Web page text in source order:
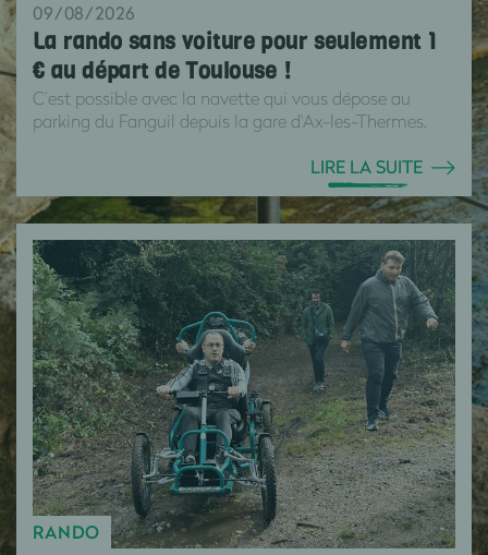
09/08/2026
La rando sans voiture pour seulement 1
€ au départ de Toulouse !
C’est possible avec la navette qui vous dépose au
parking du Fanguil depuis la gare d'Ax-les-Thermes.
LIRE LA SUITE
RANDO